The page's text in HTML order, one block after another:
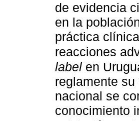
de evidencia
en la
práctica
reacciones
label en
reglamente
nacional se
conocimiento